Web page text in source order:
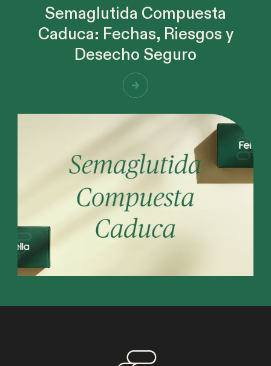
Semaglutida Compuesta
Caduca: Fechas, Riesgos y
Desecho Seguro